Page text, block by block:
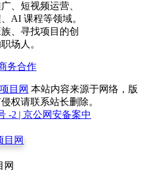
、短视频运营、
AI 课程等领域。
、寻找项目的创
场人。
务合作
目网 本站内容来源于网络，版
权请联系站长删除。
-2 | 京公网安备案中